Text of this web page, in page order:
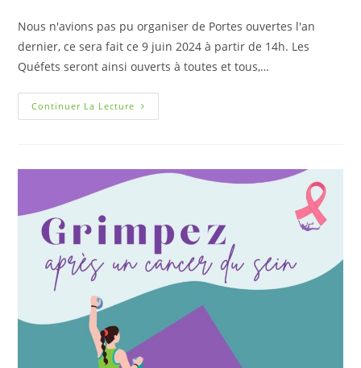
Nous n'avions pas pu organiser de Portes ouvertes l'an
dernier, ce sera fait ce 9 juin 2024 à partir de 14h. Les
Quéfets seront ainsi ouverts à toutes et tous,…
Continuer La Lecture